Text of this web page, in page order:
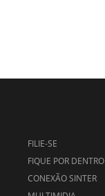
FILIE-SE
FIQUE POR DENTRO
CONEXÃO SINTER